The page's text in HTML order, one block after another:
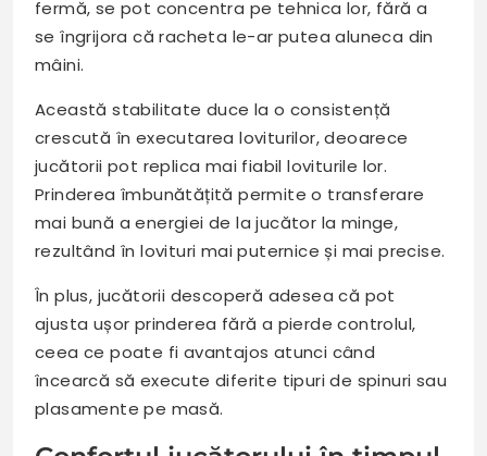
fermă, se pot concentra pe tehnica lor, fără a
se îngrijora că racheta le-ar putea aluneca din
mâini.
Această stabilitate duce la o consistență
crescută în executarea loviturilor, deoarece
jucătorii pot replica mai fiabil loviturile lor.
Prinderea îmbunătățită permite o transferare
mai bună a energiei de la jucător la minge,
rezultând în lovituri mai puternice și mai precise.
În plus, jucătorii descoperă adesea că pot
ajusta ușor prinderea fără a pierde controlul,
ceea ce poate fi avantajos atunci când
încearcă să execute diferite tipuri de spinuri sau
plasamente pe masă.